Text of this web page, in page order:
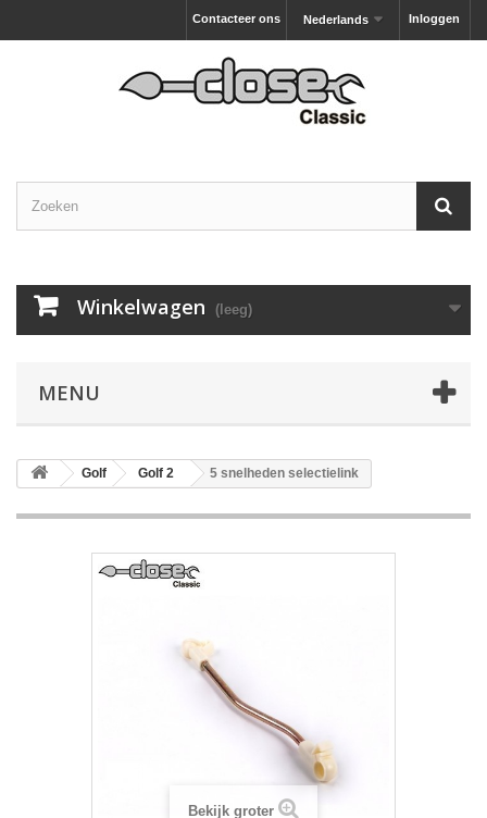
Inloggen
Nederlands
Contacteer ons
Winkelwagen (leeg)
MENU
Golf Golf 2 5 snelheden selectielink
Bekijk groter